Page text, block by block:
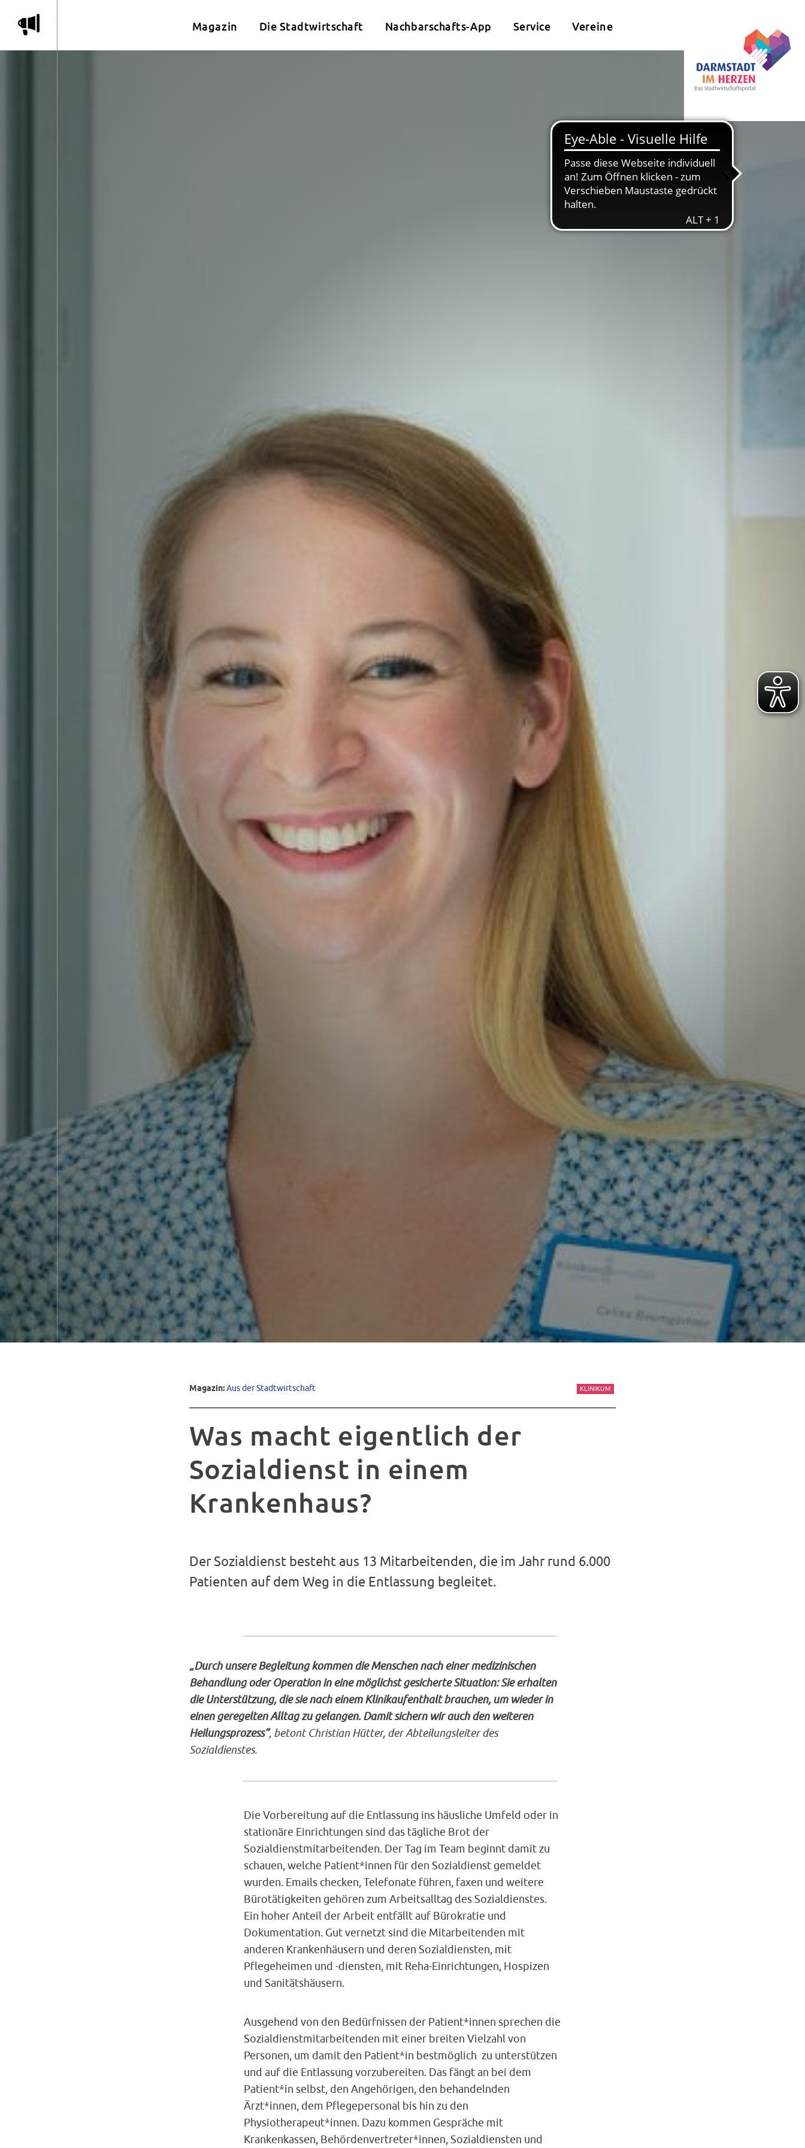
m Magazin Die Stadtwirtschaft Nachbarschafts-App Service Vereine
Magazin:Aus der Stadtwirtschaft KLINIKUM
Was macht eigentlich der
Sozialdienst in einem
Krankenhaus?
Der Sozialdienst besteht aus 13 Mitarbeitenden, die im Jahr rund 6.000
Patienten auf dem Weg in die Entlassung begleitet.
„Durch unsere Begleitung kommen die Menschen nach einer medizinischen
Behandlung oder Operation in eine möglichst gesicherte Situation: Sie erhalten
die Unterstützung, die sie nach einem Klinikaufenthalt brauchen, um wieder in
einen geregelten Alltag zu gelangen. Damit sichern wir auch den weiteren
Heilungsprozess“, betont Christian Hütter, der Abteilungsleiter des
Sozialdienstes.
Die Vorbereitung auf die Entlassung ins häusliche Umfeld oder in
stationäre Einrichtungen sind das tägliche Brot der
Sozialdienstmitarbeitenden. Der Tag im Team beginnt damit zu
schauen, welche Patient*innen für den Sozialdienst gemeldet
wurden. Emails checken, Telefonate führen, faxen und weitere
Bürotätigkeiten gehören zum Arbeitsalltag des Sozialdienstes.
Ein hoher Anteil der Arbeit entfällt auf Bürokratie und
Dokumentation. Gut vernetzt sind die Mitarbeitenden mit
anderen Krankenhäusern und deren Sozialdiensten, mit
Pflegeheimen und -diensten, mit Reha-Einrichtungen, Hospizen
und Sanitätshäusern.
Ausgehend von den Bedürfnissen der Patient*innen sprechen die
Sozialdienstmitarbeitenden mit einer breiten Vielzahl von
Personen, um damit den Patient*in bestmöglich zu unterstützen
und auf die Entlassung vorzubereiten. Das fängt an bei dem
Patient*in selbst, den Angehörigen, den behandelnden
Ärzt*innen, dem Pflegepersonal bis hin zu den
Physiotherapeut*innen. Dazu kommen Gespräche mit
Krankenkassen, Behördenvertreter*innen, Sozialdiensten und